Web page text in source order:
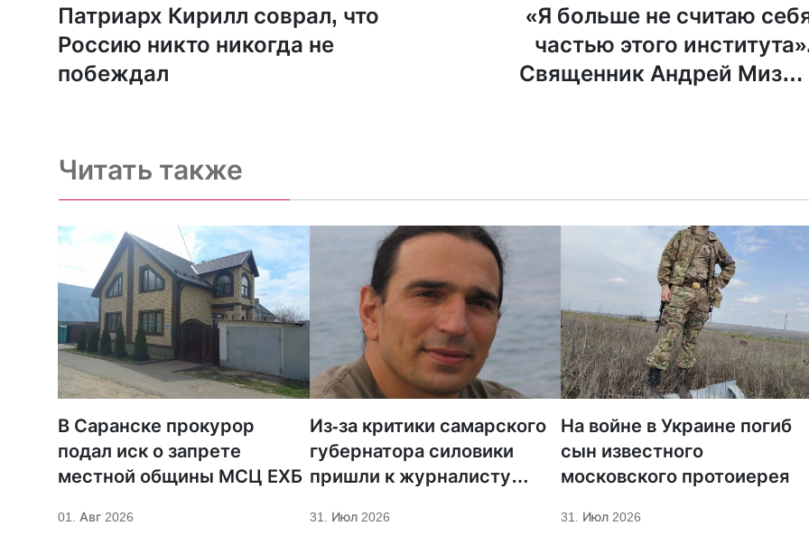
Патриарх Кирилл соврал, что
Россию никто никогда не
побеждал
«Я больше не считаю
частью этого
Священник Андрей Мизюк
Читать также
В Саранске прокурор
подал иск о запрете
местной общины МСЦ ЕХБ
01. Авг 2026
Из-за критики самарского
губернатора силовики
пришли к журналисту
31. Июл 2026
На войне в Украине погиб
сын известного
московского протоиерея
31. Июл 2026